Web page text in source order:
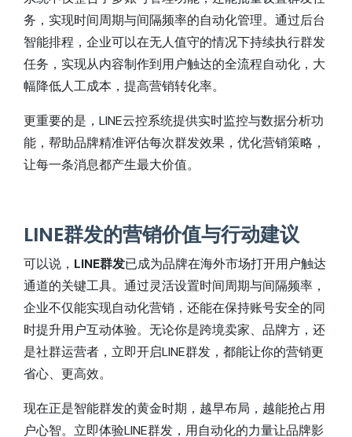
务，实现时间周期与间隔频率的自动化管理。通过后台
智能排程，企业可以在无人值守的情况下持续执行群发
任务，实现从内容制作到用户触达的全流程自动化，大
幅降低人工成本，提高营销转化率。
更重要的是，LINE云控系统提供实时监控与数据分析功
能，帮助品牌精准评估每次群发效果，优化营销策略，
让每一条消息都产生最大价值。
LINE群发的营销价值与行动建议
可以说， LINE群发已成为品牌在海外市场打开用户触达
通道的关键工具。通过灵活设置时间周期与间隔频率，
企业不仅能实现自动化营销，还能在保持账号安全的同
时提升用户互动体验。无论你是跨境卖家、品牌方，还
是社群运营者，立即开启LINE群发，都能让你的营销更
省心、更高效。
现在正是智能群发的黄金时期，越早布局，越能抢占用
户心智。立即体验LINE群发，用自动化的力量让品牌影